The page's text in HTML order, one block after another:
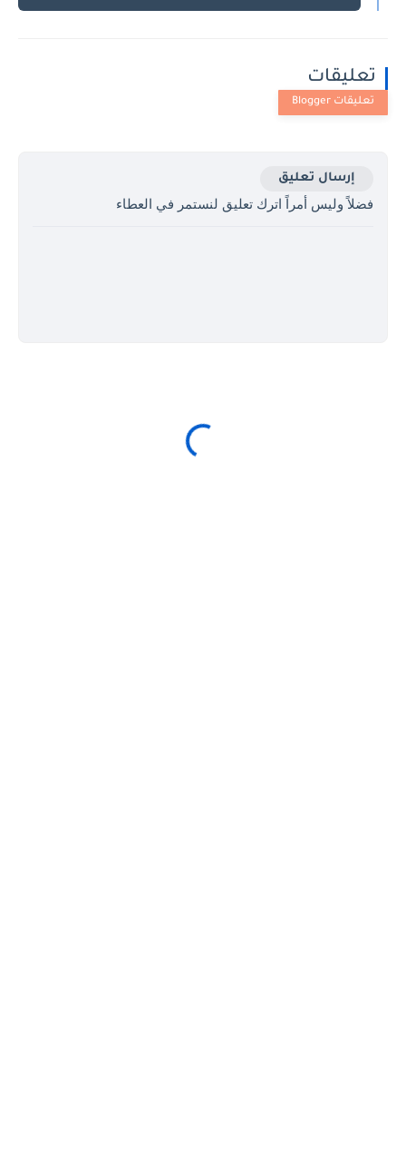
تعليقات
إرسال تعليق
فضلاً وليس أمراً اترك تعليق لنستمر في العطاء